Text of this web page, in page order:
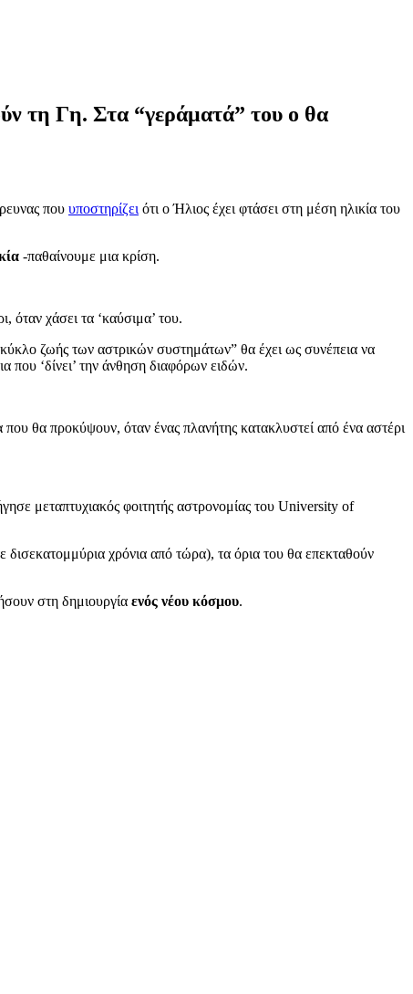
τη Γη. Στα “γεράματά” του ο θα
που υποστηρίζει ότι ο Ήλιος έχει φτάσει στη μέση ηλικία του
-παθαίνουμε μια κρίση.
όταν χάσει τα ‘καύσιμα’ του.
ζωής των αστρικών συστημάτων” θα έχει ως συνέπεια να
που ‘δίνει’ την άνθηση διαφόρων ειδών.
θα προκύψουν, όταν ένας πλανήτης κατακλυστεί από ένα αστέρι
μεταπτυχιακός φοιτητής αστρονομίας του University of
δισεκατομμύρια χρόνια από τώρα), τα όρια του θα επεκταθούν
στη δημιουργία ενός νέου κόσμου.